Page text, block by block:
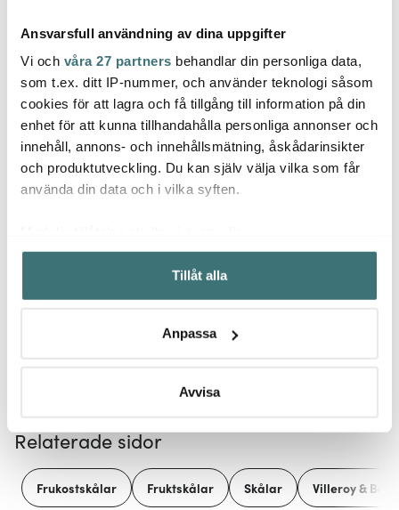
Ansvarsfull användning av dina uppgifter
Vi och våra 27 partners behandlar din personliga data,
som t.ex. ditt IP-nummer, och använder teknologi såsom
cookies för att lagra och få tillgång till information på din
enhet för att kunna tillhandahålla personliga annonser och
innehåll, annons- och innehållsmätning, åskådarinsikter
och produktutveckling. Du kan själv välja vilka som får
använda din data och i vilka syften.
Samla in information om din geografiska plats som
kan ha en noggrannhet på upp till flera meter
Identifiera din enhet genom att aktivt skanna den för
Ta reda på mer om hur dina personliga uppgifter
Du kan ändra eller dra tillbaka ditt samtycke när som
Vi använder cookies för att innehållet och annonserna
ska anpassas efter det som vi tror att du tycker om. Det
gör också att vi kan analysera vår trafik och göra
Tillåt alla
Anpassa
Avvisa
Villeroy & Boch
Manufacture Rock
Tallrik djup 23,5 cm
Svart
299 kr
Villeroy & Boch
Mariefleur Serve &
Salad dipskål 12x8 cm
118 kr
Låt dig inspireras av våra kunder
Relaterade sidor
Frukostskålar Fruktskålar Skålar Villeroy & Boch